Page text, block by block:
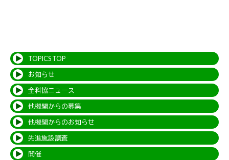
TOPICS TOP
お知らせ
全科協ニュース
他機関からの募集
他機関からのお知らせ
先進施設調査
開催